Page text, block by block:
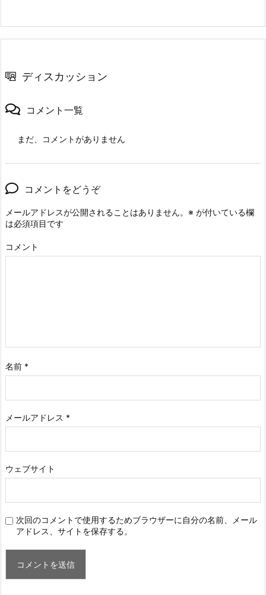
ディスカッション
コメント一覧
まだ、コメントがありません
コメントをどうぞ
メールアドレスが公開されることはありません。 ※ が付いている欄
は必須項目です
コメント
名前 *
メールアドレス *
ウェブサイト
次回のコメントで使用するためブラウザーに自分の名前、メール
アドレス、サイトを保存する。